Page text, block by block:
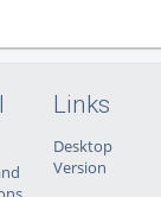
Links
Desktop
Version